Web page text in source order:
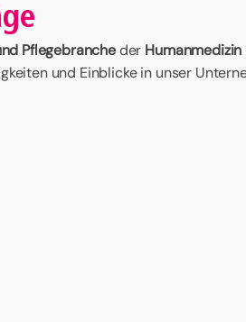
Pflegebrancheder Humanmedizin
und Einblicke in unser